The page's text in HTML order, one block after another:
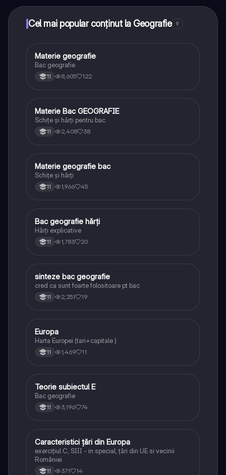
Cel mai popular conținut la Geografie 9
Geografie
Materie geografie
Bac geografie
11 8,605 122
Geografie
Materie Bac GEOGRAFIE
Schițe și hărți pentru bac
11 2,408 38
Geografie
Materie geografie bac
Schițe și hărți
11 1,966 45
Geografie
Bac geografie hărți
Hărți explicative
11 1,783 20
Geografie
sinteze bac geografie
cred ca sunt foarte folositoare pt bac
11 2,251 19
Geografie
Europa
Harta Europei (tari+capitale )
11 1,469 11
Geografie
Teorie subiectul E
Bac geografie
11 3,196 74
Geografie
Caracteristici țări din Europa
exercițiul C, SIII - in special, țări din UE si vecinii
României
11 371 14